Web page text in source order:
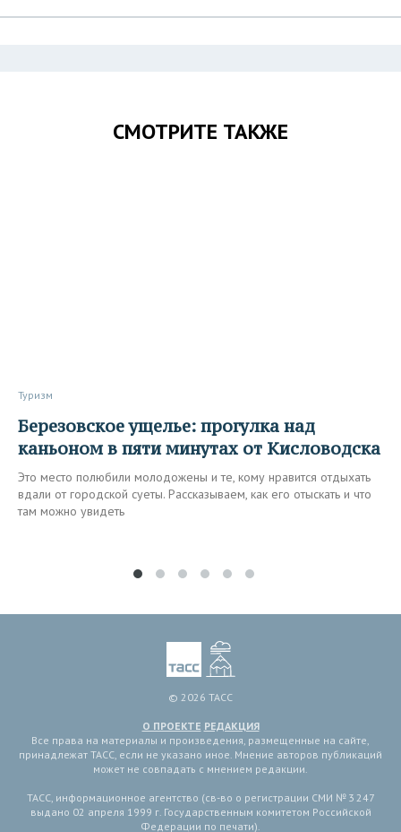
СМОТРИТЕ ТАКЖЕ
Туризм
Березовское ущелье: прогулка над
каньоном в пяти минутах от Кисловодска
Это место полюбили молодожены и те, кому нравится отдыхать
вдали от городской суеты. Рассказываем, как его отыскать и что
там можно увидеть
© 2026 ТАСС
О ПРОЕКТЕ РЕДАКЦИЯ
Все права на материалы и произведения, размещенные на сайте,
принадлежат ТАСС, если не указано иное. Мнение авторов публикаций
может не совпадать с мнением редакции.
ТАСС, информационное агентство (св-во о регистрации СМИ № 3 247
выдано 02 апреля 1999 г. Государственным комитетом Российской
Федерации по печати).